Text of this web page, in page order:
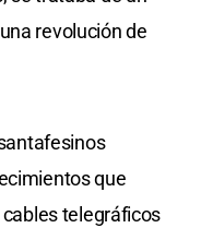
revolución de
que
telegráficos